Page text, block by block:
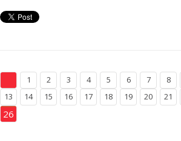
1 2 3 4 5 6 7 8
13
14 15 16 17 18 19 20 21
26